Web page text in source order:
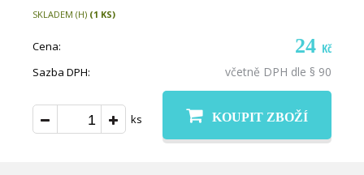
SKLADEM (H) (1 KS)
Cena: 24 Kč
Sazba DPH: včetně DPH dle § 90
ks KOUPIT ZBOŽÍ